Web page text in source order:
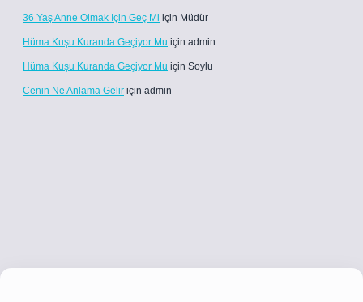
36 Yaş Anne Olmak Için Geç Mi için Müdür
Hüma Kuşu Kuranda Geçiyor Mu için admin
Hüma Kuşu Kuranda Geçiyor Mu için Soylu
Cenin Ne Anlama Gelir için admin
betci girişbetci girişhiltonbet yeni giriş